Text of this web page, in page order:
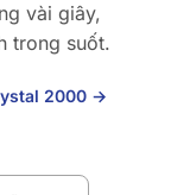
CHẶT
vài giây,
trong suốt.
2000 →